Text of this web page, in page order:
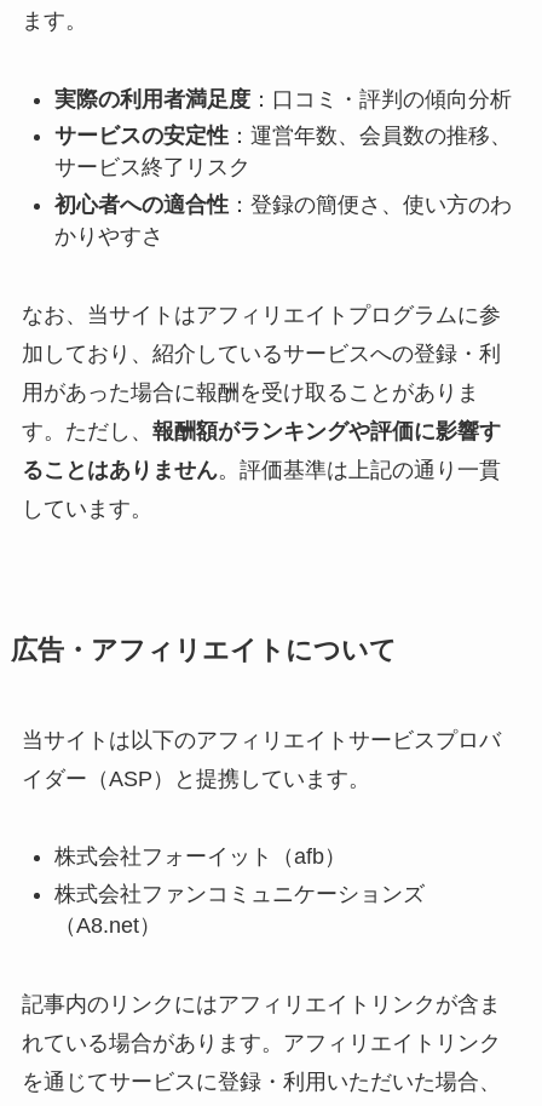
ます。
実際の利用者満足度：口コミ・評判の傾向分析
サービスの安定性：運営年数、会員数の推移、
サービス終了リスク
初心者への適合性：登録の簡便さ、使い方のわ
かりやすさ
なお、当サイトはアフィリエイトプログラムに参
加しており、紹介しているサービスへの登録・利
用があった場合に報酬を受け取ることがありま
す。ただし、 報酬額がランキングや評価に影響す
ることはありません。評価基準は上記の通り一貫
しています。
広告・アフィリエイトについて
当サイトは以下のアフィリエイトサービスプロバ
イダー（ASP）と提携しています。
株式会社フォーイット（afb）
株式会社ファンコミュニケーションズ
（A8.net）
記事内のリンクにはアフィリエイトリンクが含ま
れている場合があります。アフィリエイトリンク
を通じてサービスに登録・利用いただいた場合、